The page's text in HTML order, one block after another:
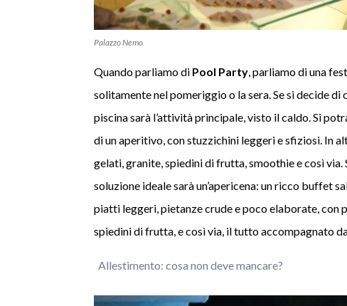
Palazzo Nemo
Quando parliamo di Pool Party, parliamo di una
solitamente nel pomeriggio o la sera. Se si decide
piscina sarà l’attività principale, visto il caldo. Si
di un aperitivo, con stuzzichini leggeri e sfiziosi. In
gelati, granite, spiedini di frutta, smoothie e così via.
soluzione ideale sarà un’apericena: un ricco buffet
piatti leggeri, pietanze crude e poco elaborate, con
spiedini di frutta, e così via, il tutto accompagnato
Allestimento: cosa non deve mancare?